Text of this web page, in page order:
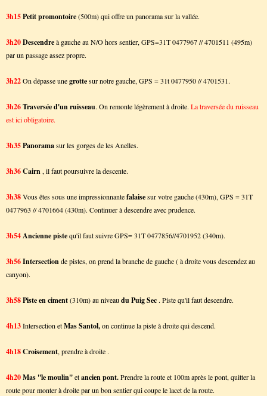
3h15Petit promontoire(500m) qui offre un panorama sur la vallée.
3h20Descendreà gauche au N/O hors sentier, GPS=31T 0477967 // 4701511 (495m)
par un passage assez propre.
3h22On dépasse unegrottesur notre gauche, GPS = 31t 0477950 // 4701531.
3h26Traversée d'un ruisseau. On remonte légèrement à droite. La traversée du ruisseau
est ici obligatoire.
3h35Panoramasur les gorges de les Anelles.
3h36Cairn , il faut poursuivre la descente.
3h38Vous êtes sous une impressionnantefalaisesur votre gauche (430m), GPS = 31T
0477963 // 4701664 (430m). Continuer à descendre avec prudence.
3h54Ancienne pistequ'il faut suivre GPS= 31T 0477856//4701952 (340m).
3h56Intersectionde pistes, on prend la branche de gauche ( à droite vous descendez au
canyon).
3h58Piste en ciment(310m) au niveau du Puig Sec . Piste qu'il faut descendre.
4h13Intersection etMas Santol,on continue la piste à droite qui descend.
4h18Croisement, prendre à droite .
4h20Mas ''le moulin''etancien pont.Prendre la route et 100m après le pont, quitter la
route pour monter à droite par un bon sentier qui coupe le lacet de la route.